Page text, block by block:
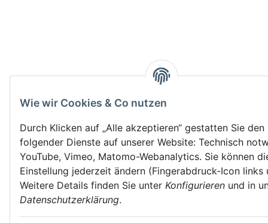
Wie wir Cookies & Co nutzen
Durch Klicken auf „Alle akzeptieren“ gestatten Sie den
folgender Dienste auf unserer Website: Technisch
YouTube, Vimeo, Matomo-Webanalytics. Sie können
Einstellung jederzeit ändern (Fingerabdruck-Icon links
Weitere Details finden Sie unter Konfigurieren und in
Datenschutzerklärung.